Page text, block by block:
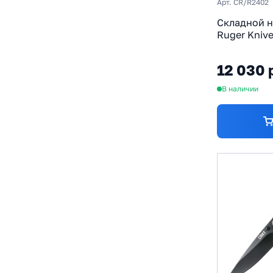
Арт. CR/R2402
Складной
Ruger
Combo
алюминий
12 030
В наличии